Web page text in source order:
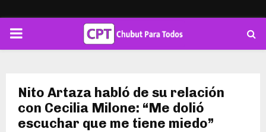
PRIMARY
Nito Artaza habló de su relación
con Cecilia Milone: “Me dolió
escuchar que me tiene miedo”